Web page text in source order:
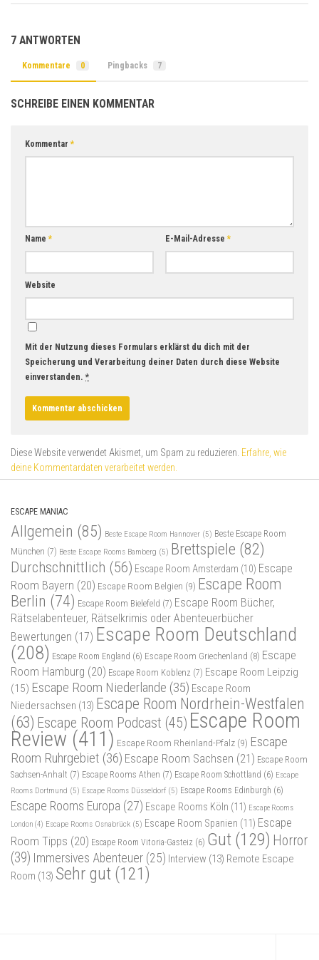
7 ANTWORTEN
Kommentare 0 Pingbacks 7
SCHREIBE EINEN KOMMENTAR
Kommentar*
Name* E-Mail-Adresse*
Website
Mit der Nutzung dieses Formulars erklärst du dich mit der
Speicherung und Verarbeitung deiner Daten durch diese Website
einverstanden. *
Diese Website verwendet Akismet, um Spam zu reduzieren. Erfahre, wie
deine Kommentardaten verarbeitet werden.
ESCAPE MANIAC
Allgemein (85) Beste Escape Room Hannover (5) Beste Escape Room
München (7) Beste Escape Rooms Bamberg (5) Brettspiele (82)
Durchschnittlich (56) Escape Room Amsterdam (10) Escape
Room Bayern (20) Escape Room Belgien (9) Escape Room
Berlin (74) Escape Room Bielefeld (7) Escape Room Bücher,
Rätselabenteuer, Rätselkrimis oder Abenteuerbücher
Bewertungen (17) Escape Room Deutschland
(208) Escape Room England (6) Escape Room Griechenland (8) Escape
Room Hamburg (20) Escape Room Koblenz (7) Escape Room Leipzig
(15) Escape Room Niederlande (35) Escape Room
Niedersachsen (13) Escape Room Nordrhein-Westfalen
(63) Escape Room Podcast (45) Escape Room
Review (411) Escape Room Rheinland-Pfalz (9) Escape
Room Ruhrgebiet (36) Escape Room Sachsen (21) Escape Room
Sachsen-Anhalt (7) Escape Rooms Athen (7) Escape Room Schottland (6) Escape
Rooms Dortmund (5) Escape Rooms Düsseldorf (5) Escape Rooms Edinburgh (6)
Escape Rooms Europa (27) Escape Rooms Köln (11) Escape Rooms
London (4) Escape Rooms Osnabrück (5) Escape Room Spanien (11) Escape
Room Tipps (20) Escape Room Vitoria-Gasteiz (6) Gut (129) Horror
(39) Immersives Abenteuer (25) Interview (13) Remote Escape
Room (13) Sehr gut (121)